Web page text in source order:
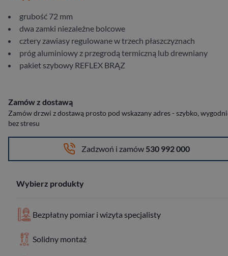
grubość 72 mm
dwa zamki niezależne bolcowe
cztery zawiasy regulowane w trzech płaszczyznach
próg aluminiowy z przegrodą termiczną lub drewniany
pakiet szybowy REFLEX BRĄZ
Zamów z dostawą
Zamów drzwi z dostawą prosto pod wskazany adres - szybko,
bez stresu
Zadzwoń i zamów 530 992 000
Wybierz produkty
Bezpłatny pomiar i wizyta specjalisty
Solidny montaż